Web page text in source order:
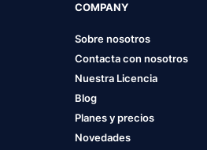
COMPANY
Sobre nosotros
Contacta con nosotros
Nuestra Licencia
Blog
Planes y precios
Novedades